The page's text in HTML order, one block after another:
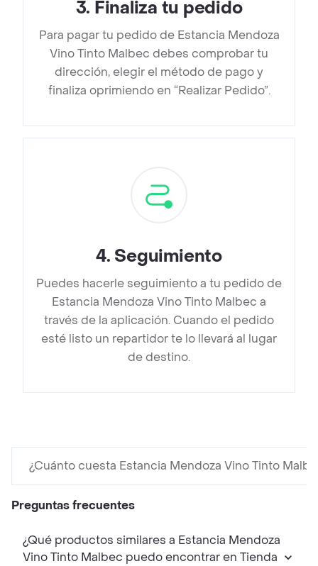
3. Finaliza tu pedido
Para pagar tu pedido de Estancia Mendoza
Vino Tinto Malbec debes comprobar tu
dirección, elegir el método de pago y
finaliza oprimiendo en “Realizar Pedido”.
4. Seguimiento
Puedes hacerle seguimiento a tu pedido de
Estancia Mendoza Vino Tinto Malbec a
través de la aplicación. Cuando el pedido
esté listo un repartidor te lo llevará al lugar
de destino.
¿Cuánto cuesta Estancia Mendoza Vino Tinto
Preguntas frecuentes
¿Qué productos similares a Estancia Mendoza
Vino Tinto Malbec puedo encontrar en Tienda